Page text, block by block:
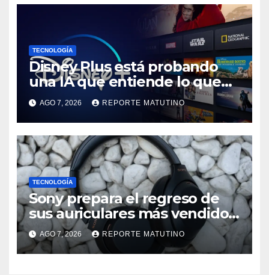
TECNOLOGÍA
Disney Plus está probando
una IA que entiende lo que
quieres ver
AGO 7, 2026 REPORTE MATUTINO
TECNOLOGÍA
Sony prepara el regreso de
sus auriculares más vendidos,
ahora más baratos
AGO 7, 2026 REPORTE MATUTINO